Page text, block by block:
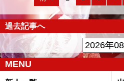
過去記事へ
MENU